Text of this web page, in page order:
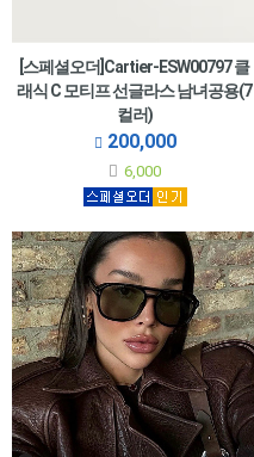
[스페셜오더]Cartier-ESW00797 클
래식 C 모티프 선글라스 남녀공용(7
컬러)
200,000
6,000